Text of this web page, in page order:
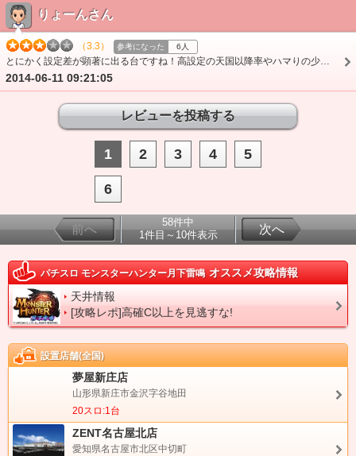
りょーんさん
（3.3） 参考になった 6人
とにかく設定差が顕著に出る台ですね！高設定の天国以降率やハマりの少なさ爆発力は現行機トップクラスでしょう！ だからこその低設定の吸い込み半端ないですね！ 500G…
2014-06-11 09:21:05
1 2 3 4 5
6
前へ
58件中
1件目～10件表示
次へ
パチスロ モンスターハンター月下雷鳴 オススメ攻略情報
天井情報
[攻略レポ]高確C以上を見逃すな!
設置店舗(全国)
夢屋新庄店
山形県新庄市金沢字谷地田
20スロ:1台
ZENT名古屋北店
愛知県名古屋市北区中切町